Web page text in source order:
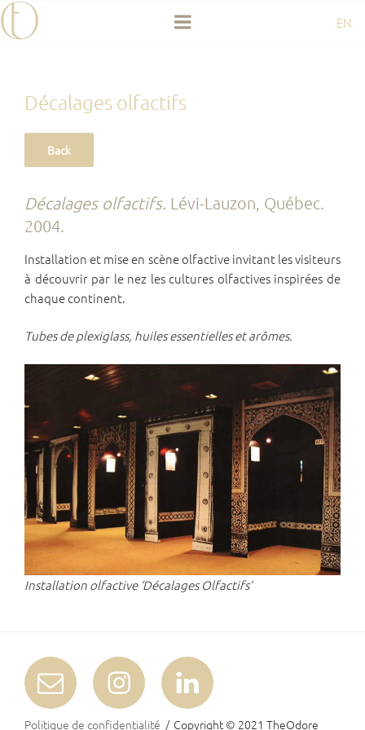
Aller
au
EN
Décalages olfactifs
Décalages olfactifs. Lévi-Lauzon, Québec.
2004.
Installation et mise en scène olfactive invitant les visiteurs
à découvrir par le nez les cultures olfactives inspirées de
chaque continent.
Tubes de plexiglass, huiles essentielles et arômes.
Installation olfactive ‘Décalages Olfactifs’
E-
mail
Instagram LinkedIn
Politique de confidentialité Copyright © 2021TheOdore